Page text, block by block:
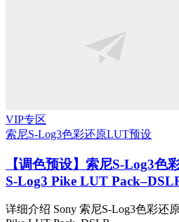
VIP专区
索尼S-Log3色彩还原LUT预设
【调色预设】索尼S-Log3色
S-Log3 Pike LUT
详细介绍 Sony 索尼S-Log3色彩还